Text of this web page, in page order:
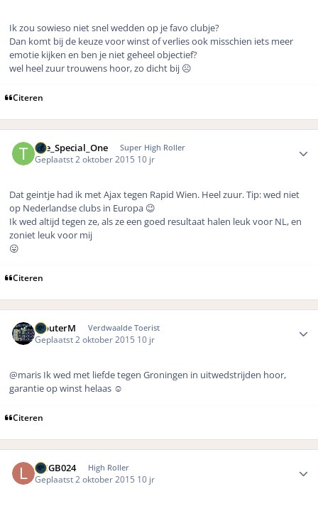
Ik zou sowieso niet snel wedden op je favo clubje?
Dan komt bij de keuze voor winst of verlies ook misschien iets meer
emotie kijken en ben je niet geheel objectief?
wel heel zuur trouwens hoor, zo dicht bij ☹️
Citeren
The_Special_One Super High Roller
Geplaatst2 oktober 2015 10 jr
Dat geintje had ik met Ajax tegen Rapid Wien. Heel zuur. Tip: wed niet
op Nederlandse clubs in Europa 😉
Ik wed altijd tegen ze, als ze een goed resultaat halen leuk voor NL, en
zoniet leuk voor mij
😛
Citeren
WouterM Verdwaalde Toerist
Geplaatst2 oktober 2015 10 jr
@maris Ik wed met liefde tegen Groningen in uitwedstrijden hoor,
garantie op winst helaas ☺️
Citeren
LMGB024 High Roller
Geplaatst2 oktober 2015 10 jr